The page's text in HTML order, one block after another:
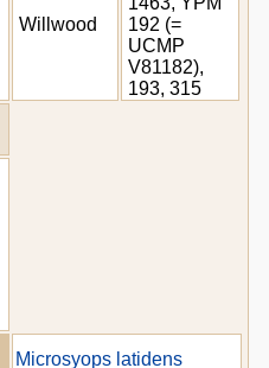
Willwood
192 (=
UCMP
V81182),
193, 315
Microsyops latidens